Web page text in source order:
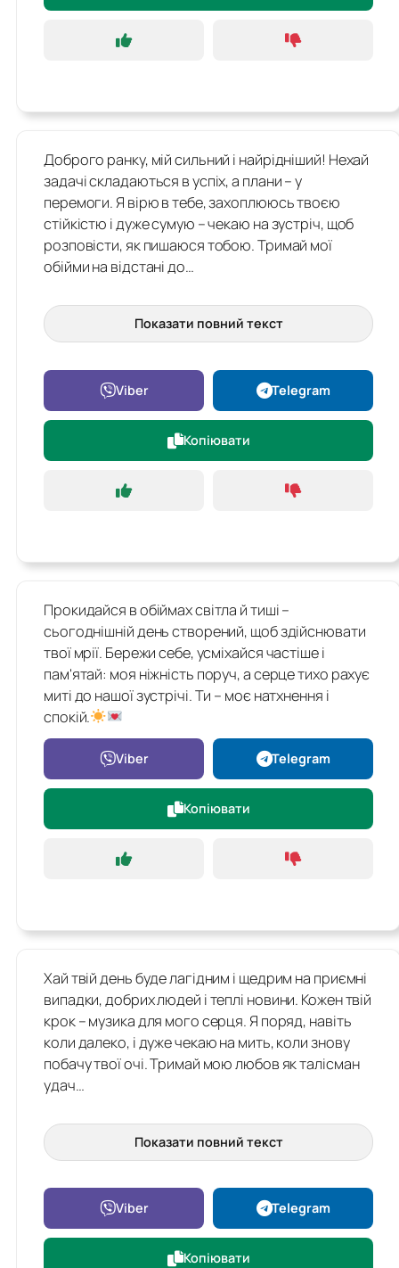
Доброго ранку, мій сильний і найрідніший! Нехай
задачі складаються в успіх, а плани – у
перемоги. Я вірю в тебе, захоплююсь твоєю
стійкістю і дуже сумую – чекаю на зустріч, щоб
розповісти, як пишаюся тобою. Тримай мої
обійми на відстані до…
Показати повний текст
Viber Telegram
Копіювати
Прокидайся в обіймах світла й тиші –
сьогоднішній день створений, щоб здійснювати
твої мрії. Бережи себе, усміхайся частіше і
пам'ятай: моя ніжність поруч, а серце тихо рахує
миті до нашої зустрічі. Ти – моє натхнення і
спокій.
Viber Telegram
Копіювати
Хай твій день буде лагідним і щедрим на приємні
випадки, добрих людей і теплі новини. Кожен твій
крок – музика для мого серця. Я поряд, навіть
коли далеко, і дуже чекаю на мить, коли знову
побачу твої очі. Тримай мою любов як талісман
удач…
Показати повний текст
Viber Telegram
Копіювати